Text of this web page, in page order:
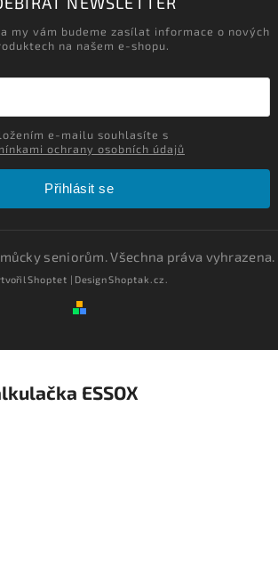
my vám budeme zasílat informace o nových
na našem e-shopu.
ochrany osobních údajů
Přihlásit se
seniorům. Všechna práva vyhrazena.
Shoptet | DesignShoptak.cz.
ESSOX